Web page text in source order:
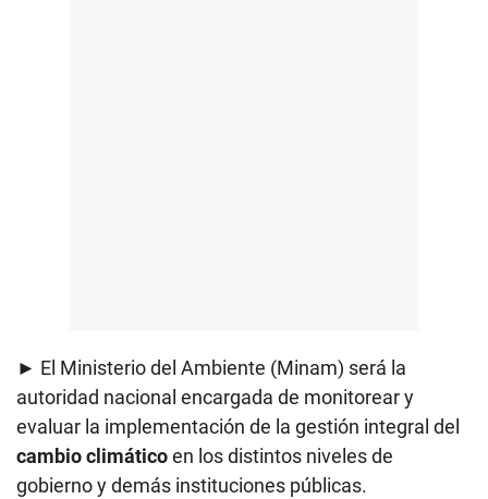
► El Ministerio del Ambiente (Minam) será la
autoridad nacional encargada de monitorear y
evaluar la implementación de la gestión integral del
cambio climáticoen los distintos niveles de
gobierno y demás instituciones públicas.